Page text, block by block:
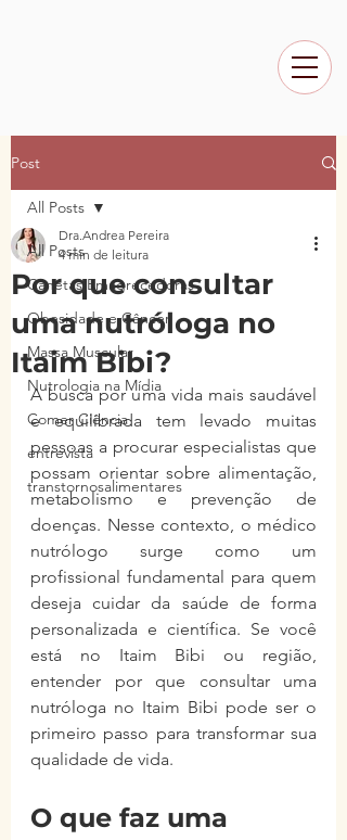
Post
All Posts
Canetas Emagrecedoras
Obesidade e Câncer
Massa Muscular
Nutrologia na Mídia
Comer Ciência
entrevista
transtornosalimentares
All Posts
Por que consultar
uma nutróloga no
Itaim Bibi?
Dra.Andrea Pereira
4 min de leitura
A busca por uma vida mais saudável
e equilibrada tem levado muitas
pessoas a procurar especialistas que
possam orientar sobre alimentação,
metabolismo e prevenção de
doenças. Nesse contexto, o médico
nutrólogo surge como um
profissional fundamental para quem
deseja cuidar da saúde de forma
personalizada e científica. Se você
está no Itaim Bibi ou região,
entender por que consultar uma
nutróloga no Itaim Bibi pode ser o
primeiro passo para transformar sua
qualidade de vida.
O que faz uma